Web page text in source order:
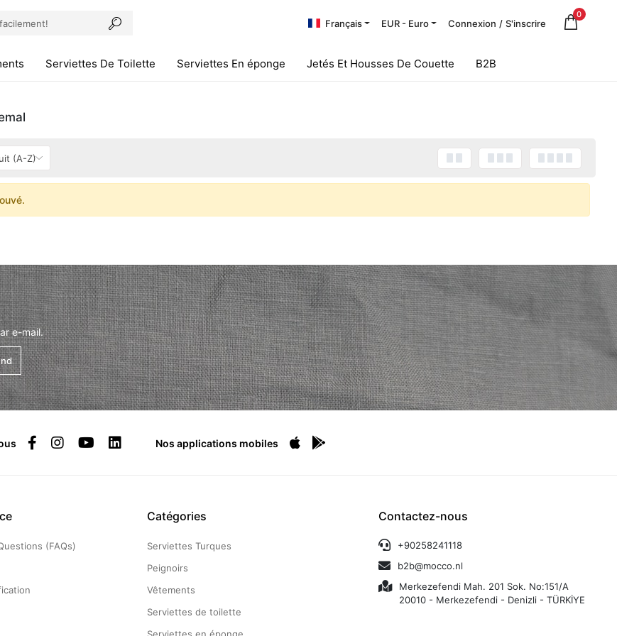
Français EUR - Euro Connexion / S'inscrire
0
Serviettes De Toilette Serviettes En éponge Jetés Et Housses De Couette B2B
e-mail.
Nos applications mobiles
(FAQs)
Catégories
Serviettes Turques
Peignoirs
Vêtements
Serviettes de toilette
Contactez-nous
+90258241118
b2b@mocco.nl
Merkezefendi Mah. 201 Sok. No:151/A
20010 - Merkezefendi - Denizli - TÜRKİYE